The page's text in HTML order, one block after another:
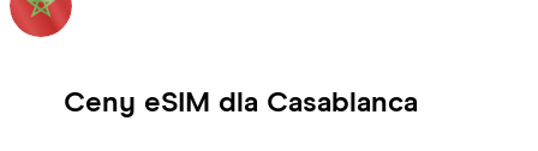
Ceny eSIM dla Casablanca